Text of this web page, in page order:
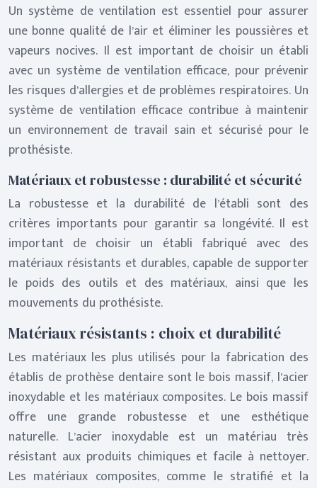
Un système de ventilation est essentiel pour assurer
une bonne qualité de l’air et éliminer les poussières et
vapeurs nocives. Il est important de choisir un établi
avec un système de ventilation efficace, pour prévenir
les risques d’allergies et de problèmes respiratoires. Un
système de ventilation efficace contribue à maintenir
un environnement de travail sain et sécurisé pour le
prothésiste.
Matériaux et robustesse : durabilité et sécurité
La robustesse et la durabilité de l’établi sont des
critères importants pour garantir sa longévité. Il est
important de choisir un établi fabriqué avec des
matériaux résistants et durables, capable de supporter
le poids des outils et des matériaux, ainsi que les
mouvements du prothésiste.
Matériaux résistants : choix et durabilité
Les matériaux les plus utilisés pour la fabrication des
établis de prothèse dentaire sont le bois massif, l’acier
inoxydable et les matériaux composites. Le bois massif
offre une grande robustesse et une esthétique
naturelle. L’acier inoxydable est un matériau très
résistant aux produits chimiques et facile à nettoyer.
Les matériaux composites, comme le stratifié et la